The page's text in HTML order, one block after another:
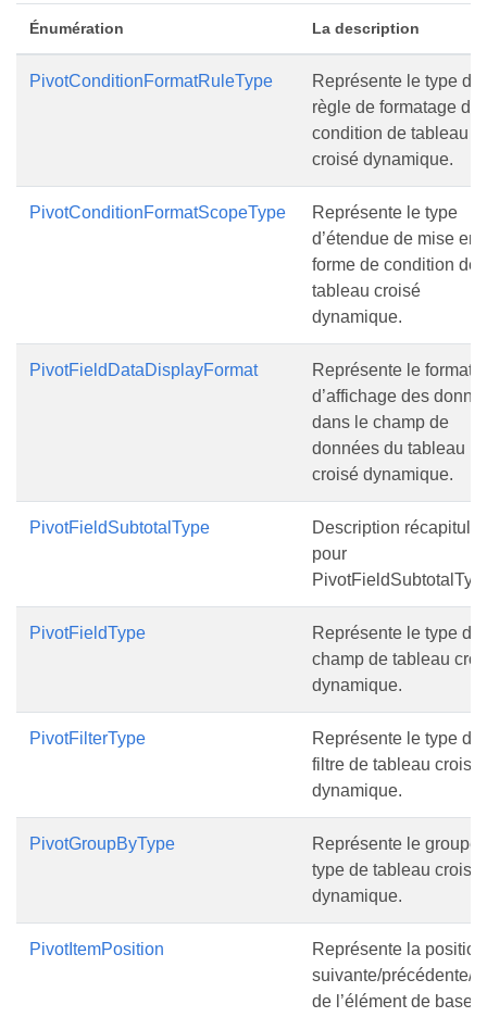
Énumération La description
PivotConditionFormatRuleType
Représente le type de
règle de formatage de
condition de tableau
croisé dynamique.
PivotConditionFormatScopeType
Représente le type
d’étendue de mise en
forme de condition de
tableau croisé
dynamique.
PivotFieldDataDisplayFormat
Représente le format
d’affichage des
dans le champ de
données du tableau
croisé dynamique.
PivotFieldSubtotalType
Description
pour
PivotFieldType
Représente le type de
champ de tableau
dynamique.
PivotFilterType
Représente le type de
filtre de tableau croisé
dynamique.
PivotGroupByType
Représente le groupe
type de tableau croisé
dynamique.
PivotItemPosition
Représente la position
suivante/précédente/
de l’élément de base